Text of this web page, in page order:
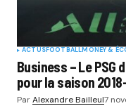
ACTUSFOOTBALLMONEY &
Business – Le
pour la saison
ParAlexandre Bailleul7